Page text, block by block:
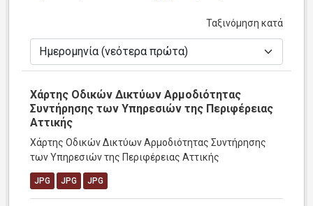
Ταξινόμηση κατά
Χάρτης Οδικών Δικτύων Αρμοδιότητας
Συντήρησης των Υπηρεσιών της Περιφέρειας
Αττικής
Χάρτης Οδικών Δικτύων Αρμοδιότητας Συντήρησης
των Υπηρεσιών της Περιφέρειας Αττικής
JPG JPG JPG